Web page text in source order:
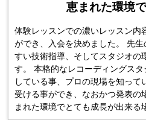
恵まれた環境
体験レッスンでの濃いレッスン内
ができ、入会を決めました。 先
すい技術指導、そしてスタジオの
す。 本格的なレコーディングス
している事、プロの現場を知って
受ける事ができ、なおかつ発表の
まれた環境でとても成長が出来る